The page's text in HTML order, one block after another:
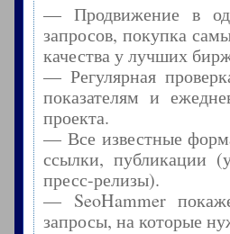
— Продвижение в
запросов, покупка
качества у лучших
— Регулярная
показателям и
проекта.
— Все известные
ссылки, публикации
пресс-релизы).
— SeoHammer
запросы, на которые